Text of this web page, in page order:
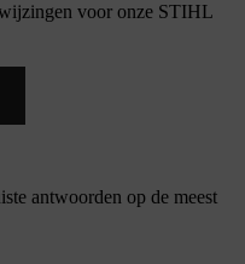
voor onze STIHL
antwoorden op de meest